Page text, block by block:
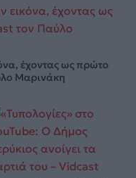
έχοντας ως πρώτο
Μαρινάκη